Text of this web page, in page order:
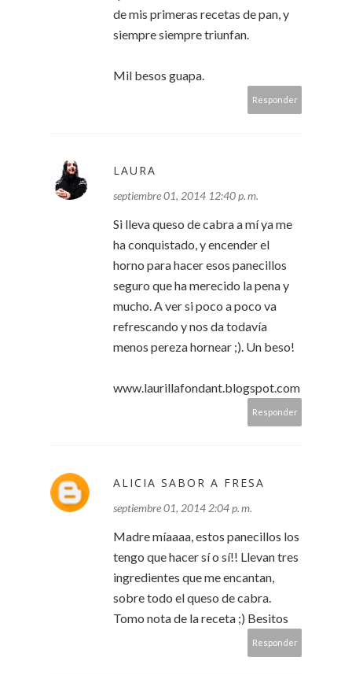
de mis primeras recetas de pan, y
siempre siempre triunfan.
Mil besos guapa.
Responder
LAURA
septiembre 01, 2014 12:40 p. m.
Si lleva queso de cabra a mí ya me
ha conquistado, y encender el
horno para hacer esos panecillos
seguro que ha merecido la pena y
mucho. A ver si poco a poco va
refrescando y nos da todavía
menos pereza hornear ;). Un beso!
www.laurillafondant.blogspot.com
Responder
ALICIA SABOR A FRESA
septiembre 01, 2014 2:04 p. m.
Madre míaaaa, estos panecillos los
tengo que hacer sí o sí!! Llevan tres
ingredientes que me encantan,
sobre todo el queso de cabra.
Tomo nota de la receta ;) Besitos
Responder